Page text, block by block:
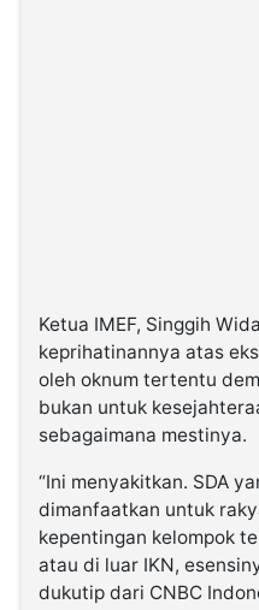
Ketua IMEF, Singgih
keprihatinannya atas
oleh oknum tertentu
bukan untuk
sebagaimana mestinya.
“Ini menyakitkan. SDA
dimanfaatkan untuk
kepentingan kelompok
atau di luar IKN,
dukutip dari CNBC